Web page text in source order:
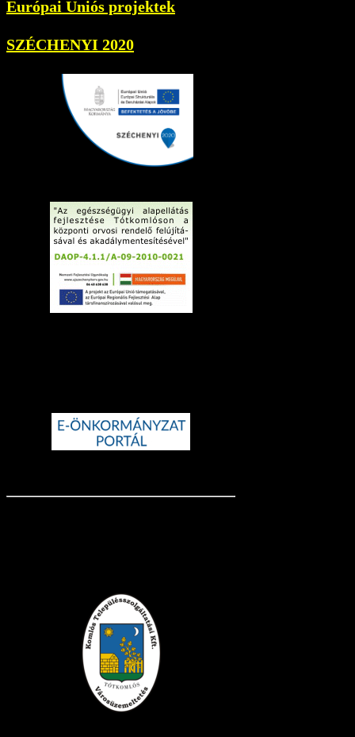
Európai Uniós projektek
SZÉCHENYI 2020